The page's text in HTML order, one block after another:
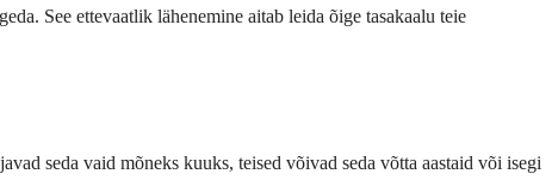
See ettevaatlik lähenemine aitab leida õige tasakaalu teie
seda vaid mõneks kuuks, teised võivad seda võtta aastaid või isegi